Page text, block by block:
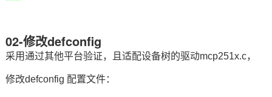
02-修改defconfig
采用通过其他平台验证，且适配设备树的驱动mcp251x.c，
修改defconfig 配置文件：